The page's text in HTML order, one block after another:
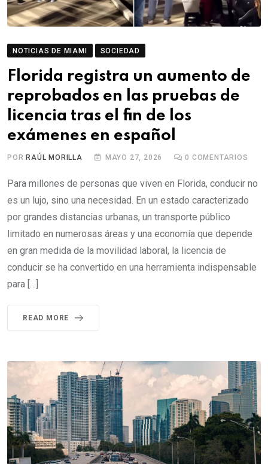
NOTICIAS DE MIAMI SOCIEDAD
Florida registra un aumento de
reprobados en las pruebas de
licencia tras el fin de los
exámenes en español
POR RAÚL MORILLA MAYO 27, 2026 0 COMENTARIOS
Para millones de personas que viven en Florida, conducir no
es un lujo, sino una necesidad. En un estado caracterizado
por grandes distancias urbanas, un transporte público
limitado en numerosas áreas y una economía que depende
en gran medida de la movilidad laboral, la licencia de
conducir se ha convertido en una herramienta indispensable
para […]
READ MORE